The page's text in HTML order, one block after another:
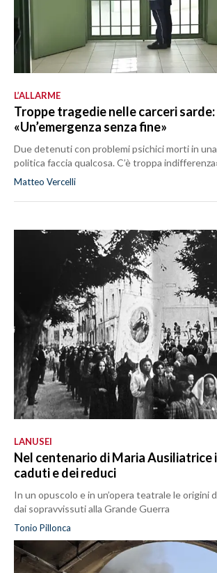
L’ALLARME
Troppe tragedie nelle carceri sarde:
«Un’emergenza senza fine»
Due detenuti con problemi psichici morti in
politica faccia qualcosa. C’è troppa
Matteo Vercelli
LANUSEI
Nel centenario di Maria Ausiliatrice
caduti e dei reduci
In un opuscolo e in un’opera teatrale le origini
dai sopravvissuti alla Grande Guerra
Tonio Pillonca